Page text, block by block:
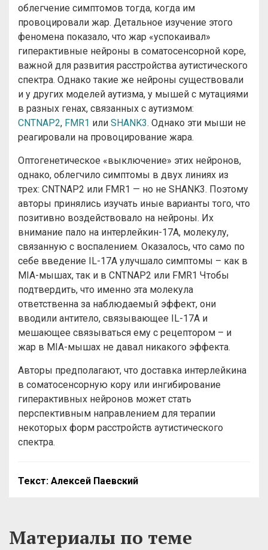
облегчение симптомов тогда, когда им
провоцировали жар. Детальное изучение этого
феномена показало, что жар «успокаивал»
гиперактивные нейроны в соматосенсорной коре,
важной для развития расстройства аутистического
спектра. Однако такие же нейроны существовали
и у других моделей аутизма, у мышей с мутациями
в разных генах, связанных с аутизмом:
CNTNAP2, FMR1 или SHANK3. Однако эти мыши не
реагировали на провоцирование жара.
Оптогенетическое «выключение» этих нейронов,
однако, облегчило симптомы в двух линиях из
трех: CNTNAP2 или FMR1 — но не SHANK3. Поэтому
авторы принялись изучать иные варианты того, что
позитивно воздействовало на нейроны. Их
внимание пало на интерлейкин-17А, молекулу,
связанную с воспалением. Оказалось, что само по
себе введение IL-17A улучшало симптомы – как в
MIA-мышах, так и в CNTNAP2 или FMR1 Чтобы
подтвердить, что именно эта молекула
ответственна за наблюдаемый эффект, они
вводили антитело, связывающее IL-17A и
мешающее связываться ему с рецептором – и
жар в MIA-мышах не давал никакого эффекта.
Авторы предполагают, что доставка интерлейкина
в соматосенсорную кору или ингибирование
гиперактивных нейронов может стать
перспективным направлением для терапии
некоторых форм расстройств аутистического
спектра.
Текст: Алексей Паевский
Материалы по теме